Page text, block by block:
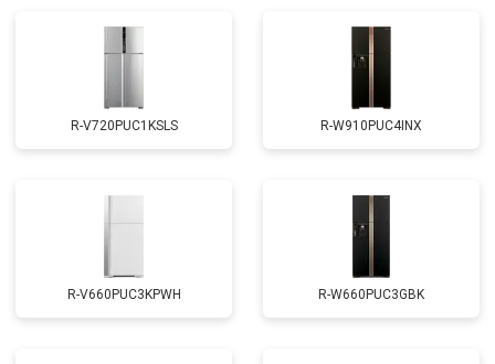
R-V720PUC1KSLS R-W910PUC4INX
R-V660PUC3KPWH R-W660PUC3GBK